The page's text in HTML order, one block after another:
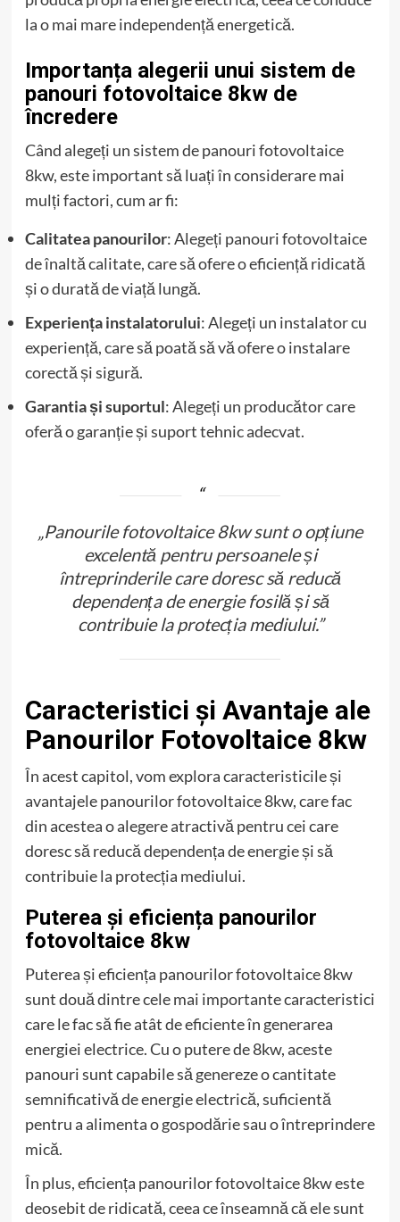
la o mai mare independență energetică.
Importanța alegerii unui sistem de
panouri fotovoltaice 8kw de
încredere
Când alegeți un sistem de panouri fotovoltaice
8kw, este important să luați în considerare mai
mulți factori, cum ar fi:
Calitatea panourilor: Alegeți panouri fotovoltaice
de înaltă calitate, care să ofere o eficiență ridicată
și o durată de viață lungă.
Experiența instalatorului: Alegeți un instalator cu
experiență, care să poată să vă ofere o instalare
corectă și sigură.
Garantia și suportul: Alegeți un producător care
oferă o garanție și suport tehnic adecvat.
„Panourile fotovoltaice 8kw sunt o opțiune
excelentă pentru persoanele și
întreprinderile care doresc să reducă
dependența de energie fosilă și să
contribuie la protecția mediului.”
Caracteristici și Avantaje ale
Panourilor Fotovoltaice 8kw
În acest capitol, vom explora caracteristicile și
avantajele panourilor fotovoltaice 8kw, care fac
din acestea o alegere atractivă pentru cei care
doresc să reducă dependența de energie și să
contribuie la protecția mediului.
Puterea și eficiența panourilor
fotovoltaice 8kw
Puterea și eficiența panourilor fotovoltaice 8kw
sunt două dintre cele mai importante caracteristici
care le fac să fie atât de eficiente în generarea
energiei electrice. Cu o putere de 8kw, aceste
panouri sunt capabile să genereze o cantitate
semnificativă de energie electrică, suficientă
pentru a alimenta o gospodărie sau o întreprindere
mică.
În plus, eficiența panourilor fotovoltaice 8kw este
deosebit de ridicată, ceea ce înseamnă că ele sunt